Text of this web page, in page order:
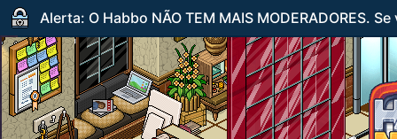
Alerta: O Habbo NÃO TEM MAIS MODERADORES.